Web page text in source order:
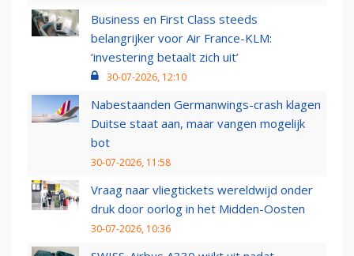
Business en First Class steeds
belangrijker voor Air France-KLM:
‘investering betaalt zich uit’
30-07-2026, 12:10
Nabestaanden Germanwings-crash klagen
Duitse staat aan, maar vangen mogelijk
bot
30-07-2026, 11:58
Vraag naar vliegtickets wereldwijd onder
druk door oorlog in het Midden-Oosten
30-07-2026, 10:36